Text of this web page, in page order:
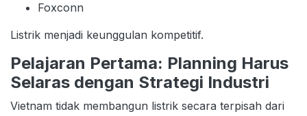
Foxconn
Listrik menjadi keunggulan kompetitif.
Pelajaran Pertama: Planning Harus
Selaras dengan Strategi Industri
Vietnam tidak membangun listrik secara terpisah dari